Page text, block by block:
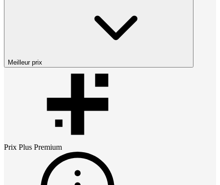
Meilleur prix
Prix Plus Premium